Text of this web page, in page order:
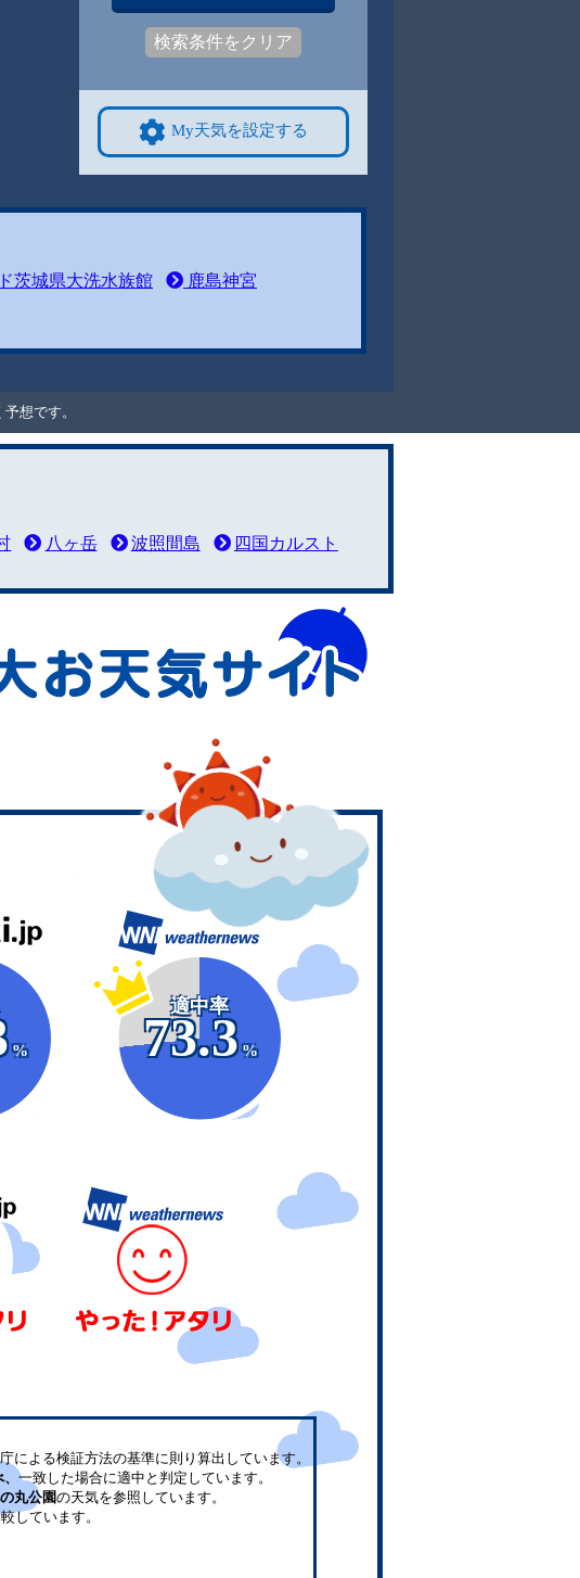
検索条件をクリア
My天気を設定する
茨城県大洗水族館
鹿島神宮
想です。
八ヶ岳 波照間島 四国カルスト
%
適中率
73.3
%
による検証方法の基準に則り算出しています。
一致した場合に適中と判定しています。
丸公園の天気を参照しています。
しています。